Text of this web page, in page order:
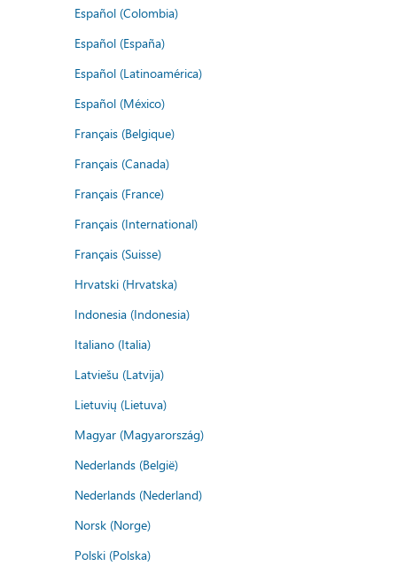
Español (Colombia)
Español (España)
Español (Latinoamérica)
Español (México)
Français (Belgique)
Français (Canada)
Français (France)
Français (International)
Français (Suisse)
Hrvatski (Hrvatska)
Indonesia (Indonesia)
Italiano (Italia)
Latviešu (Latvija)
Lietuvių (Lietuva)
Magyar (Magyarország)
Nederlands (België)
Nederlands (Nederland)
Norsk (Norge)
Polski (Polska)